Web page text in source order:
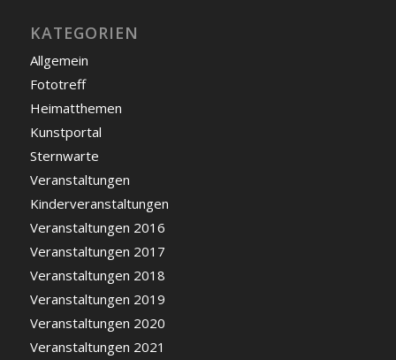
KATEGORIEN
Allgemein
Fototreff
Heimatthemen
Kunstportal
Sternwarte
Veranstaltungen
Kinderveranstaltungen
Veranstaltungen 2016
Veranstaltungen 2017
Veranstaltungen 2018
Veranstaltungen 2019
Veranstaltungen 2020
Veranstaltungen 2021